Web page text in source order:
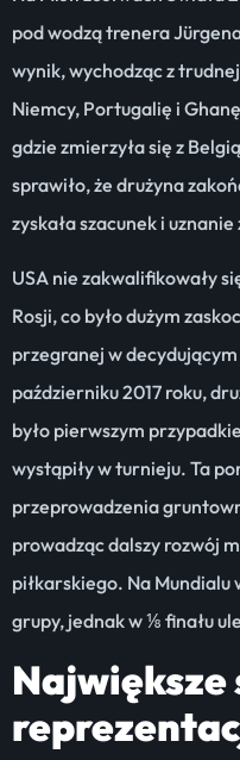
pod wodzą trenera
wynik, wychodząc z
Niemcy, Portugalię i
gdzie zmierzyła się z
sprawiło, że drużyna
zyskała szacunek i
USA nie zakwalifikowały
Rosji, co było dużym
przegranej w
październiku 2017 roku,
było pierwszym
wystąpiły w turnieju. Ta
przeprowadzenia
prowadząc dalszy rozwój
piłkarskiego. Na Mundialu
grupy, jednak w ⅛ finału
Największe